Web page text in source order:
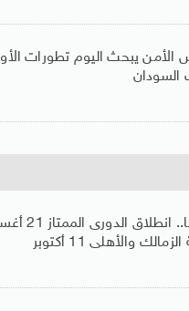
الأمن يبحث اليوم تطورات
السودان
رسميًا.. انطلاق
والأهلى 11 أكتوبر